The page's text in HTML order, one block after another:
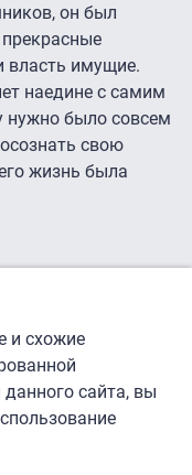
он был
имущие.
наедине с самим
нужно было совсем
свою
жизнь была
Капитонов,
Гуцул,
Макаревич,
и схожие
сайта, вы